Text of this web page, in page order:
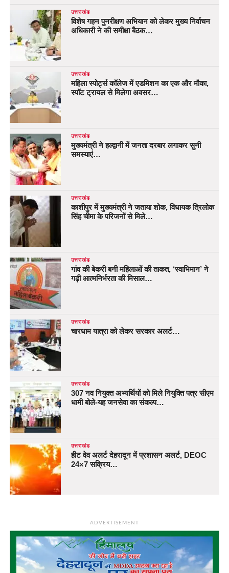
उत्तराखंड
विशेष गहन पुनरीक्षण अभियान को लेकर मुख्य निर्वाचन
अधिकारी ने की समीक्षा बैठक…
उत्तराखंड
महिला स्पोर्ट्स कॉलेज में एडमिशन का एक और मौका,
स्पॉट ट्रायल से मिलेगा अवसर…
उत्तराखंड
मुख्यमंत्री ने हल्द्वानी में जनता दरबार लगाकर सुनी
समस्याएं…
उत्तराखंड
काशीपुर में मुख्यमंत्री ने जताया शोक, विधायक त्रिलोक
सिंह चीमा के परिजनों से मिले…
उत्तराखंड
गांव की बेकरी बनी महिलाओं की ताकत, ‘स्वाभिमान’ ने
गढ़ी आत्मनिर्भरता की मिसाल…
उत्तराखंड
चारधाम यात्रा को लेकर सरकार अलर्ट…
उत्तराखंड
307 नव नियुक्त अभ्यर्थियों को मिले नियुक्ति पत्र सीएम
धामी बोले-यह जनसेवा का संकल्प…
उत्तराखंड
हीट वेव अलर्ट देहरादून में प्रशासन अलर्ट, DEOC
24×7 सक्रिय…
ADVERTISEMENT